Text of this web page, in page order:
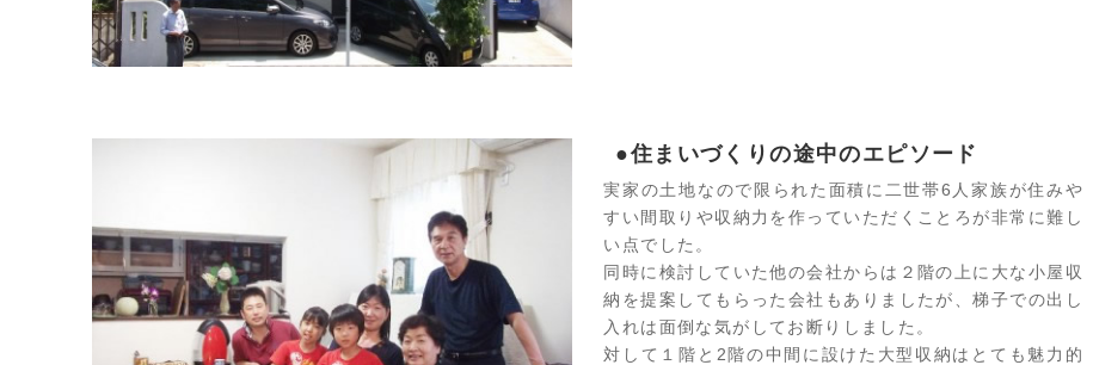
●住まいづくりの途中のエピソード
実家の土地なので限られた面積に二世帯6人家族が住みや
すい間取りや収納力を作っていただくことろが非常に難し
い点でした。
同時に検討していた他の会社からは２階の上に大な小屋収
納を提案してもらった会社もありましたが、梯子での出し
入れは面倒な気がしてお断りしました。
対して１階と2階の中間に設けた大型収納はとても魅力的